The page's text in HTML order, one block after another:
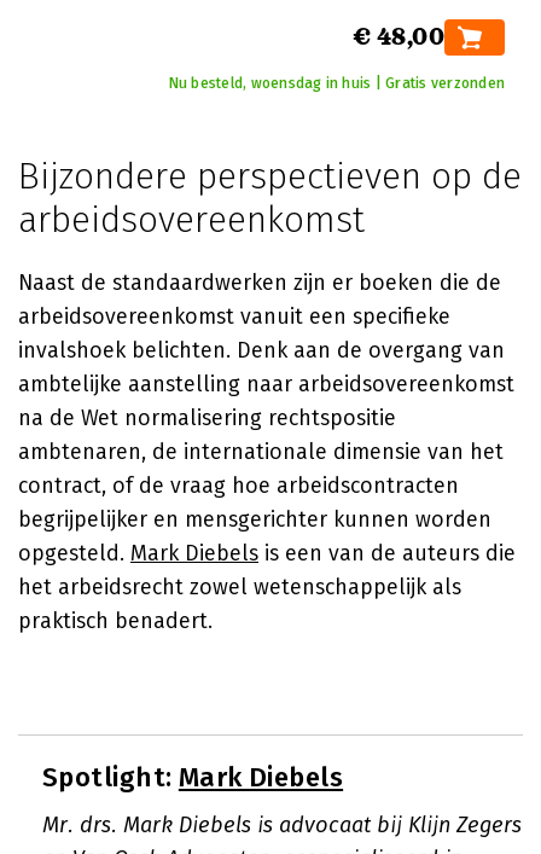
€ 48,00
Nu besteld, woensdag in huis | Gratis verzonden
Bijzondere perspectieven op de
arbeidsovereenkomst
Naast de standaardwerken zijn er boeken die de
arbeidsovereenkomst vanuit een specifieke
invalshoek belichten. Denk aan de overgang van
ambtelijke aanstelling naar arbeidsovereenkomst
na de Wet normalisering rechtspositie
ambtenaren, de internationale dimensie van het
contract, of de vraag hoe arbeidscontracten
begrijpelijker en mensgerichter kunnen worden
opgesteld. Mark Diebels is een van de auteurs die
het arbeidsrecht zowel wetenschappelijk als
praktisch benadert.
Spotlight: Mark Diebels
Mr. drs. Mark Diebels is advocaat bij Klijn Zegers